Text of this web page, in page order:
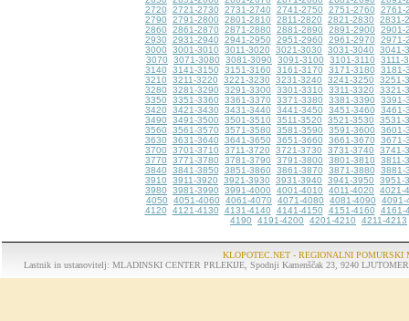
2720
2721-2730 2731-2740 2741-2750 2751-2760
2761-
2790
2791-2800 2801-2810 2811-2820 2821-2830
2831-
2860
2861-2870 2871-2880 2881-2890 2891-2900
2901-
2930
2931-2940 2941-2950 2951-2960 2961-2970
2971-
3000
3001-3010 3011-3020 3021-3030 3031-3040
3041-
3070
3071-3080 3081-3090 3091-3100 3101-3110
3111-
3140
3141-3150 3151-3160 3161-3170 3171-3180
3181-
3210
3211-3220 3221-3230 3231-3240 3241-3250
3251-
3280
3281-3290 3291-3300 3301-3310 3311-3320
3321-
3350
3351-3360 3361-3370 3371-3380 3381-3390
3391-
3420
3421-3430 3431-3440 3441-3450 3451-3460
3461-
3490
3491-3500 3501-3510 3511-3520 3521-3530
3531-
3560
3561-3570 3571-3580 3581-3590 3591-3600
3601-
3630
3631-3640 3641-3650 3651-3660 3661-3670
3671-
3700
3701-3710 3711-3720 3721-3730 3731-3740
3741-
3770
3771-3780 3781-3790 3791-3800 3801-3810
3811-
3840
3841-3850 3851-3860 3861-3870 3871-3880
3881-
3910
3911-3920 3921-3930 3931-3940 3941-3950
3951-
3980
3981-3990 3991-4000 4001-4010 4011-4020
4021-
4050
4051-4060 4061-4070 4071-4080 4081-4090
4091-
4120
4121-4130 4131-4140 4141-4150 4151-4160
4161-
4190
4191-4200 4201-4210 4211-4213
KLOPOTEC.NET - REGIONALNI POMURSKI
Lastnik in ustanovitelj: MLADINSKI CENTER PRLEKIJE, Spodnji Kamenščak 23, 9240